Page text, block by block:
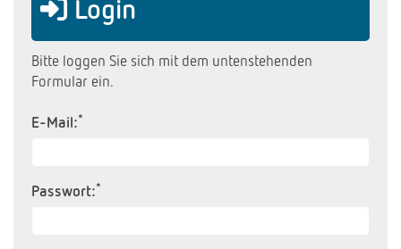
Login
Bitte loggen Sie sich mit dem untenstehenden
Formular ein.
E-Mail:*
Passwort:*